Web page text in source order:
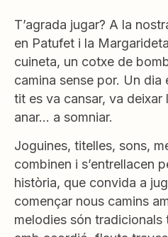
T’agrada jugar? A la
en Patufet i la
cuineta, un cotxe de
camina sense por. Un
tit es va cansar, va deixar
anar… a somniar.
Joguines, titelles, sons,
combinen i s’entrellacen
història, que convida a
començar nous camins
melodies són